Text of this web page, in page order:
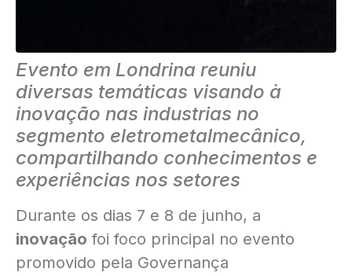
Evento em Londrina reuniu
diversas temáticas visando à
inovação nas industrias no
segmento eletrometalmecânico,
compartilhando conhecimentos e
experiências nos setores
Durante os dias 7 e 8 de junho, a
inovação foi foco principal no evento
promovido pela Governança